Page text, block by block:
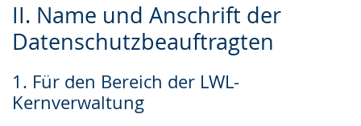
II. Name und Anschrift der
Datenschutzbeauftragten
1. Für den Bereich der LWL-
Kernverwaltung
Leichten
Sprache
Audio-
Unterstützung.
Video
in
Gebärdensprache
wird